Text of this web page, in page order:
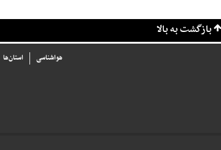
بازگشت به بالا
استان‌ها
هواشناسی